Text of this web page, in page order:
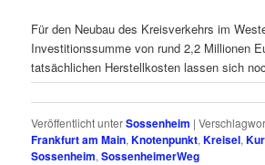
Für den Neubau des Kreisverkehrs im
Investitionssumme von rund 2,2 Millionen
tatsächlichen Herstellkosten lassen sich
Veröffentlicht unterSossenheim |
Frankfurt am Main,Knotenpunkt,Kreisel,
Sossenheim,SossenheimerWeg